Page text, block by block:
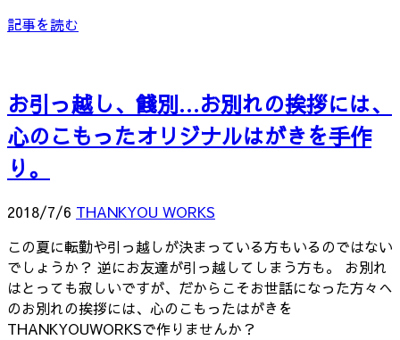
記事を読む
お引っ越し、餞別…お別れの挨拶には、
心のこもったオリジナルはがきを手作
り。
2018/7/6 THANKYOU WORKS
この夏に転勤や引っ越しが決まっている方もいるのではない
でしょうか？ 逆にお友達が引っ越してしまう方も。 お別れ
はとっても寂しいですが、だからこそお世話になった方々へ
のお別れの挨拶には、心のこもったはがきを
THANKYOUWORKSで作りませんか？